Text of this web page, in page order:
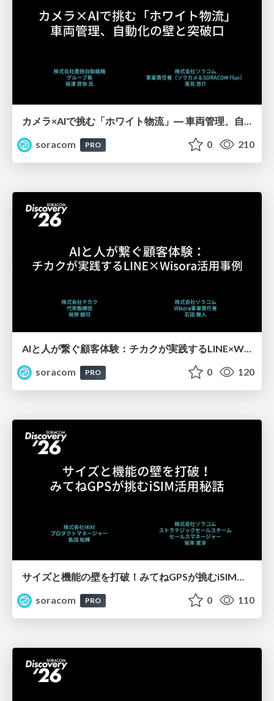
カメラ×AIで挑む「ホワイト物流」― 車両管理、自動化の壁と突破口【SORACOM Discovery 2026】
soracom
PRO 0 210
AIと人が繋ぐ顧客体験：チカクが実践するLINE×Wisora活用事例【SORACOM Discovery 2026】
soracom
PRO 0 120
サイズと機能の壁を打破！みてねGPSが挑むiSIM活用秘話【SORACOM Discovery 2026】
soracom
PRO 0 110